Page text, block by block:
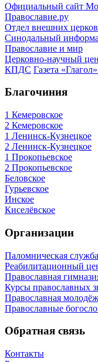
Официальный сайт
Православие.ру
Отдел внешних
Синодальный
Православие и мир
Церковно-научный
КПДС Газета
Благочиния
1 Кемеровское
2 Кемеровское
1 Ленинск-Кузнецкое
2 Ленинск-Кузнецкое
1 Прокопьевское
2 Прокопьевское
Беловское
Гурьевское
Инское
Киселёвское
Организации
Паломническая служба
Реабилитационный
Православная
Курсы православных
Православная
Православные
Обратная связь
Контакты